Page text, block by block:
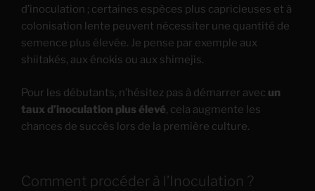
d’inoculation ; certaines espèces plus capricieuses et à
colonisation lente peuvent nécessiter une quantité de
semence plus élevée. Je pense par exemple aux
shiitakés, aux énokis ou aux shimejis.
Pour les débutants, n’hésitez pas à démarrer avec un
taux d’inoculation plus élevé, cela augmente les
chances de succès lors de la première culture.
Comment procéder à l’Inoculation ?